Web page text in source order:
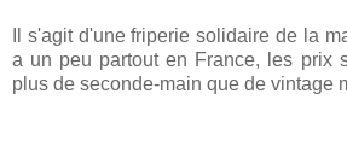
Il s'agit d'une friperie solidaire de la
a un peu partout en France, les prix
plus de seconde-main que de vintage